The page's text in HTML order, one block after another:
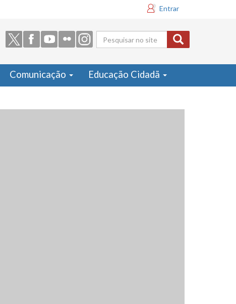
Entrar
Formulário
de busca
Comunicação Educação Cidadã